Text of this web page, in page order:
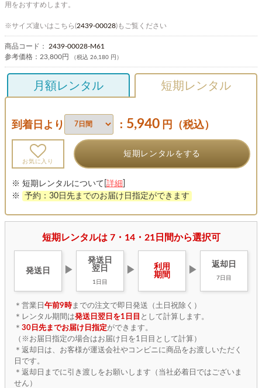
用をおすすめします。
※サイズ違いはこちら(2439-00028)もご覧ください
商品コード： 2439-00028-M61
参考価格： 23,800円 （税込 26,180 円）
月額レンタル 短期レンタル
到着日より ： 5,940 円（税込）
お気に入り
短期レンタルをする
※ 短期レンタルについて[ 詳細
※
予約：30日先までのお届け日指定ができます
短期レンタルは 7・14・21日間から選択可
発送日 ▶
発送日
翌日
1日目
▶
利用
期間
▶
返却日
7日目
＊営業日 午前9時までの注文で即日発送（土日祝除く）
＊レンタル期間は発送日翌日を1日目 として計算します。
＊ 30日先までお届け日指定ができます。
（※お届日指定の場合はお届け日を1日目として計算）
＊返却日は、お客様が運送会社やコンビニに商品をお渡しいただく
日です。
＊返却日までに引き渡しをお願いします（当社必着日ではございま
せん）